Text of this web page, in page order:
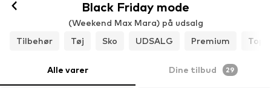
Black Friday mode
(Weekend Max Mara) på udsalg
Tilbehør
Tøj Sko UDSALG Premium Top
Alle varer Dine tilbud 29